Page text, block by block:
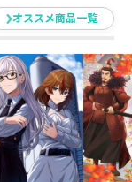
オススメ商品一覧